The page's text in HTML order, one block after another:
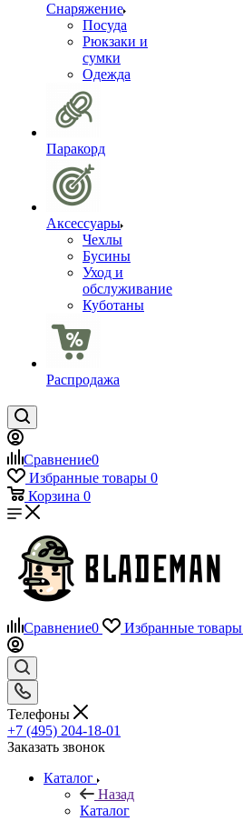
Снаряжение
Посуда
Рюкзаки и
сумки
Одежда
Паракорд
Аксессуары
Чехлы
Бусины
Уход и
обслуживание
Куботаны
Распродажа
Сравнение0
Избранные товары 0
Корзина 0
Сравнение0 Избранные товары
Телефоны
+7 (495) 204-18-01
Заказать звонок
Каталог
Назад
Каталог